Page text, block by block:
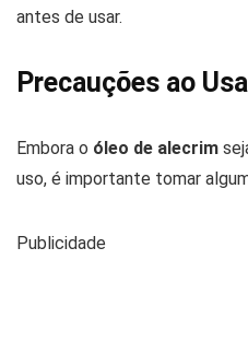
antes de usar.
Precauções ao
Embora o óleo de alecrim
uso, é importante tomar
Publicidade